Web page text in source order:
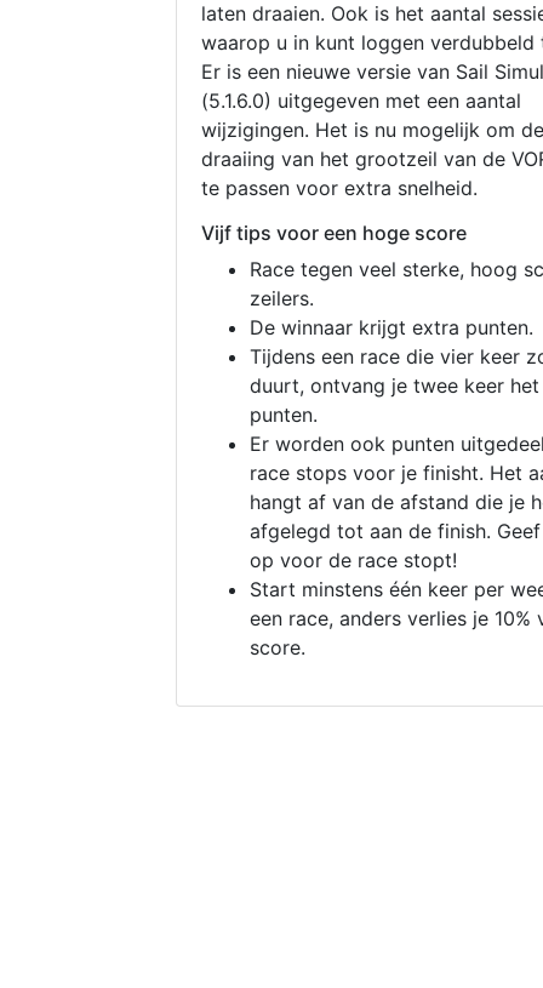
laten draaien. Ook is het aantal
waarop u in kunt loggen verdubbeld
Er is een nieuwe versie van Sail
(5.1.6.0) uitgegeven met een aantal
wijzigingen. Het is nu mogelijk om de
draaiing van het grootzeil van de
te passen voor extra snelheid.
Vijf tips voor een hoge score
Race tegen veel sterke, hoog
zeilers.
De winnaar krijgt extra punten.
Tijdens een race die vier keer
duurt, ontvang je twee keer
punten.
Er worden ook punten
race stops voor je finisht. Het
hangt af van de afstand die je
afgelegd tot aan de finish.
op voor de race stopt!
Start minstens één keer per
een race, anders verlies je 10%
score.